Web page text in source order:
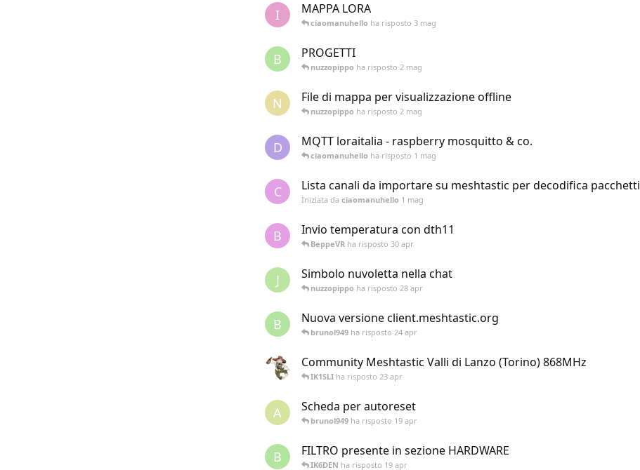
I MAPPA LORA
ciaomanuhello ha risposto 3 mag
B PROGETTI
nuzzopippo ha risposto 2 mag
N File di mappa per visualizzazione offline
nuzzopippo ha risposto 2 mag
D MQTT loraitalia - raspberry mosquitto & co.
ciaomanuhello ha risposto 1 mag
C Lista canali da importare su meshtastic per decodifica pacchetti
Iniziata da ciaomanuhello 1 mag
B Invio temperatura con dth11
BeppeVR ha risposto 30 apr
J Simbolo nuvoletta nella chat
nuzzopippo ha risposto 28 apr
B Nuova versione client.meshtastic.org
brunol949 ha risposto 24 apr
Community Meshtastic Valli di Lanzo (Torino) 868MHz
IK1SLI ha risposto 23 apr
A Scheda per autoreset
brunol949 ha risposto 19 apr
B FILTRO presente in sezione HARDWARE
IK6DEN ha risposto 19 apr